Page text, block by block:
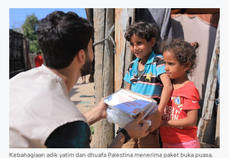
Kebahagiaan adik yatim dan dhuafa Palestina menerima paket buka puasa.